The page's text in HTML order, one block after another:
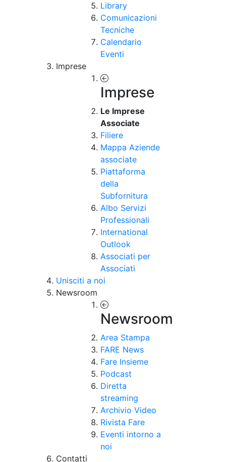
Library
Comunicazioni
Tecniche
Calendario
Eventi
Imprese
Imprese
Le Imprese
Associate
Filiere
Mappa Aziende
associate
Piattaforma
della
Subfornitura
Albo Servizi
Professionali
International
Outlook
Associati per
Associati
Unisciti a noi
Newsroom
Newsroom
Area Stampa
FARE News
Fare Insieme
Podcast
Diretta
streaming
Archivio Video
Rivista Fare
Eventi intorno a
noi
Contatti